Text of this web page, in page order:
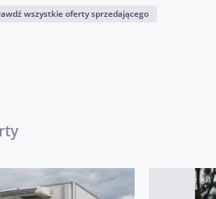
wszystkie oferty sprzedającego